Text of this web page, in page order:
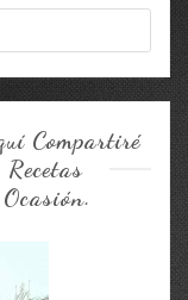
Compartiré